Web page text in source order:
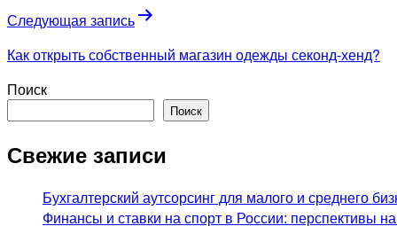
Следующая запись
Как открыть собственный магазин одежды секонд-хенд?
Поиск
Поиск
Свежие записи
Бухгалтерский аутсорсинг для малого и среднего
Финансы и ставки на спорт в России: перспективы